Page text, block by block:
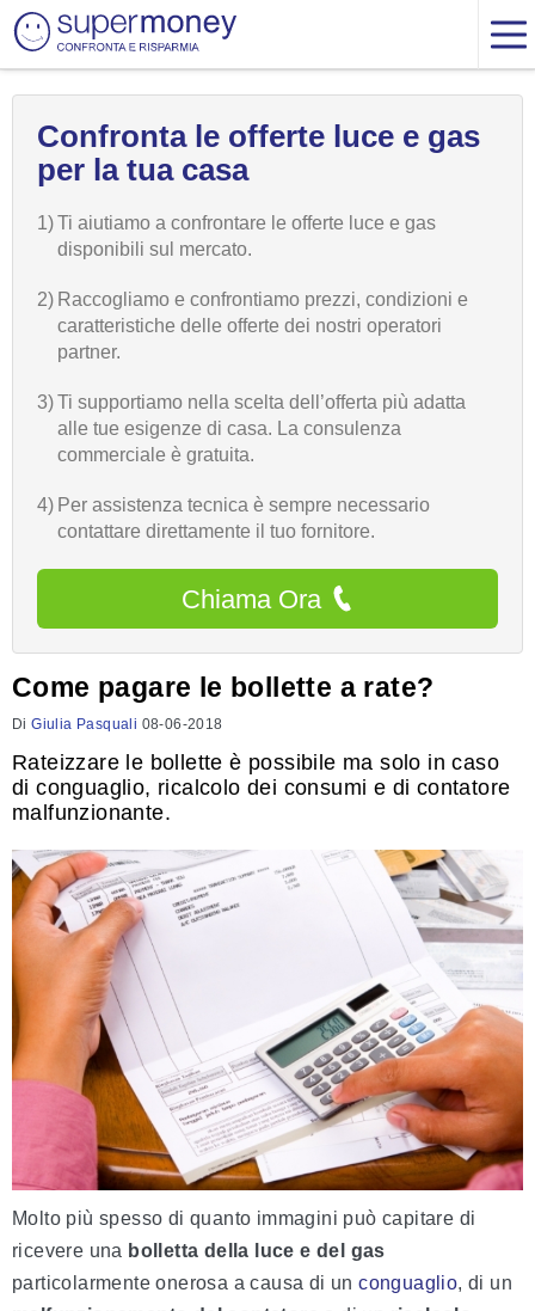
Confronta le offerte luce e gas
per la tua casa
1)Ti aiutiamo a confrontare le offerte luce e gas
disponibili sul mercato.
2) Raccogliamo e confrontiamo prezzi, condizioni e
caratteristiche delle offerte dei nostri operatori
partner.
3)Ti supportiamo nella scelta dell’offerta più adatta
alle tue esigenze di casa. La consulenza
commerciale è gratuita.
4) Per assistenza tecnica è sempre necessario
contattare direttamente il tuo fornitore.
Chiama Ora
Come pagare le bollette a rate?
DiGiulia Pasquali 08-06-2018
Rateizzare le bollette è possibile ma solo in caso
di conguaglio, ricalcolo dei consumi e di contatore
malfunzionante.
Molto più spesso di quanto immagini può capitare di
ricevere una bolletta della luce e del gas
particolarmente onerosa a causa di unconguaglio, di un